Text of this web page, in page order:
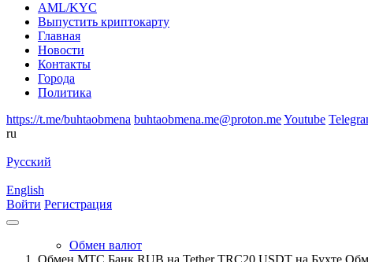
AML/KYC
Выпустить криптокарту
Главная
Новости
Контакты
Города
Политика
https://t.me/buhtaobmena buhtaobmena.me@proton.meYoutube
ru
Русский
English
Войти Регистрация
Обмен валют
Обмен МТС Банк RUB на Tether TRC20 USDT на Бухте